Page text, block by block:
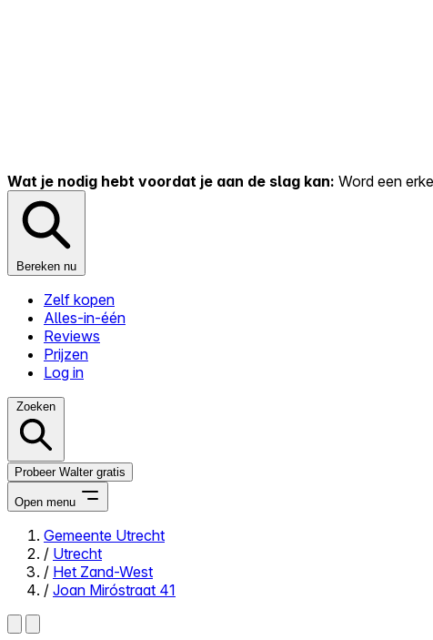
Wat je nodig hebt voordat je aan de slag kan: Word een
Bereken nu
Zelf kopen
Alles-in-één
Reviews
Prijzen
Log in
Zoeken
Probeer Walter gratis
Open menu
Close menu
Gemeente Utrecht
/ Utrecht
/ Het Zand-West
/ Joan Miróstraat 41